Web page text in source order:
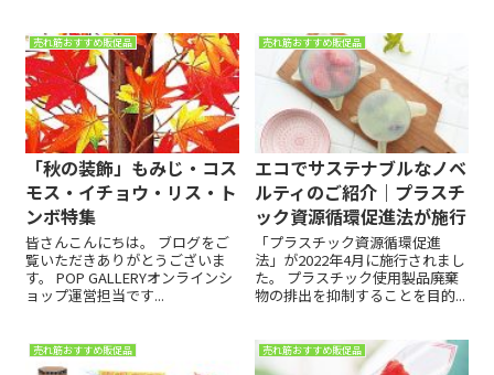
売れ筋おすすめ販促品
「秋の装飾」もみじ・コス
モス・イチョウ・リス・ト
ンボ特集
皆さんこんにちは。 ブログをご
覧いただきありがとうございま
す。 POP GALLERYオンラインシ
ョップ運営担当です...
売れ筋おすすめ販促品
エコでサステナブルなノベ
ルティのご紹介｜プラスチ
ック資源循環促進法が施行
「プラスチック資源循環促進
法」が2022年4月に施行されまし
た。 プラスチック使用製品廃棄
物の排出を抑制することを目的...
売れ筋おすすめ販促品 売れ筋おすすめ販促品